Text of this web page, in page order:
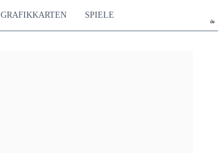
de
GRAFIKKARTEN SPIELE